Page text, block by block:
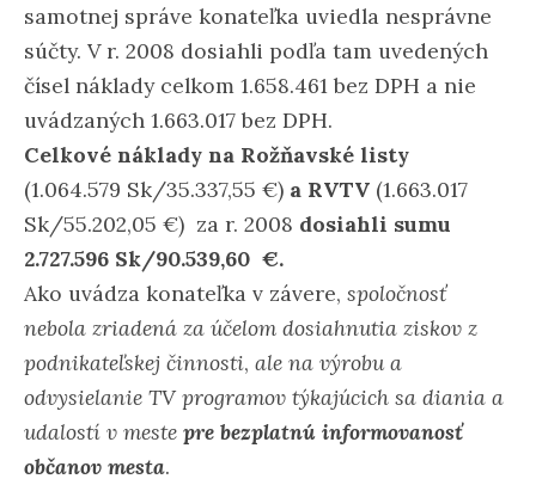
samotnej správe konateľka uviedla nesprávne
súčty. V r. 2008 dosiahli podľa tam uvedených
čísel náklady celkom 1.658.461 bez DPH a nie
uvádzaných 1.663.017 bez DPH.
Celkové náklady na Rožňavské listy
(1.064.579 Sk/35.337,55 €) a RVTV (1.663.017
Sk/55.202,05 €) za r. 2008 dosiahli sumu
2.727.596 Sk/90.539,60 €.
Ako uvádza konateľka v závere, spoločnosť
nebola zriadená za účelom dosiahnutia ziskov z
podnikateľskej činnosti, ale na výrobu a
odvysielanie TV programov týkajúcich sa diania a
udalostí v meste pre bezplatnú informovanosť
občanov mesta.